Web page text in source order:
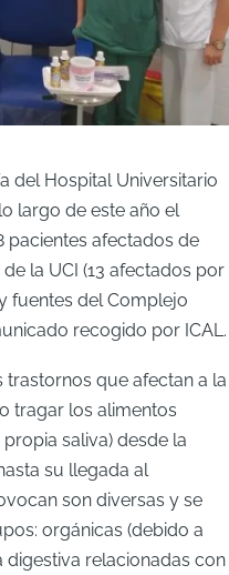
del Hospital Universitario
largo de este año el
pacientes afectados de
la UCI (13 afectados por
fuentes del Complejo
recogido por ICAL.
que afectan a la
tragar los alimentos
saliva) desde la
su llegada al
son diversas y se
orgánicas (debido a
digestiva relacionadas con